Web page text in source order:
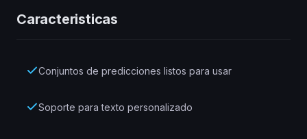
Caracteristicas
Conjuntos de predicciones listos para usar
Soporte para texto personalizado